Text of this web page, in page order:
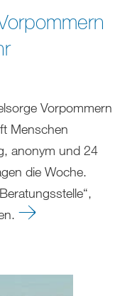
Vorpommern
Menschen
anonym und 24
die Woche.